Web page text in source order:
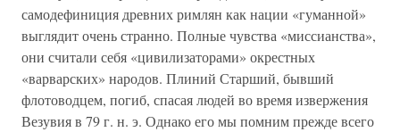
самодефиниция древних римлян как нации «гуманной»
выглядит очень странно. Полные чувства «миссианства»,
они считали себя «цивилизаторами» окрестных
«варварских» народов. Плиний Старший, бывший
флотоводцем, погиб, спасая людей во время извержения
Везувия в 79 г. н. э. Однако его мы помним прежде всего